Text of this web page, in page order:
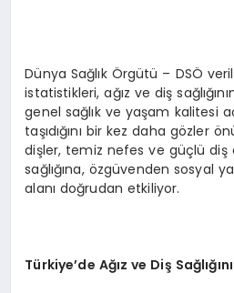
Dünya Sağlık Örgütü – DSÖ
istatistikleri, ağız ve diş
genel sağlık ve yaşam kalitesi
taşıdığını bir kez daha gözler
dişler, temiz nefes ve güçlü diş
sağlığına, özgüvenden sosyal
alanı doğrudan etkiliyor.
Türkiye’de Ağız ve Diş